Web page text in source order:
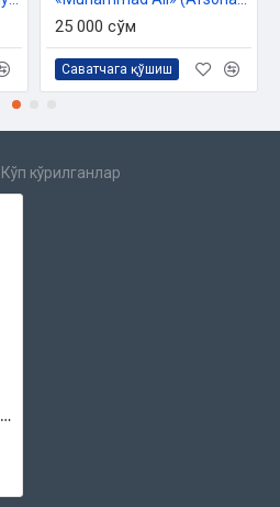
25 000 сўм
Саватчага қўшиш
Кўп кўрилганлар
«Ali Qushchi» (Oʻz davrining Batlimusi)